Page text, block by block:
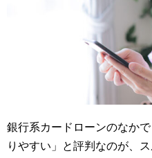
銀行系カードローンのなか
りやすい」と評判なのが、